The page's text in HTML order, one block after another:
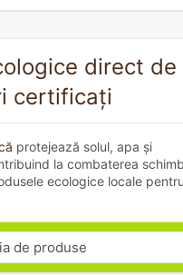
direct de
certificați
protejează solul, apa și
la combaterea
ecologice locale